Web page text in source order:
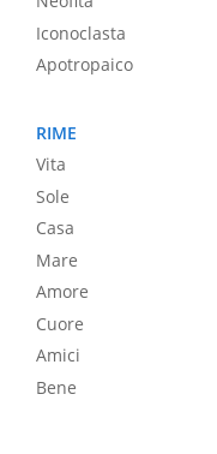
Iconoclasta
Apotropaico
RIME
Vita
Sole
Casa
Mare
Amore
Cuore
Amici
Bene